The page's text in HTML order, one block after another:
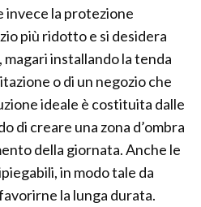
la protezione
più ridotto e si desidera
installando la tenda
o di un negozio che
ideale è costituita dalle
di creare una zona d’ombra
della giornata. Anche le
in modo tale da
la lunga durata.